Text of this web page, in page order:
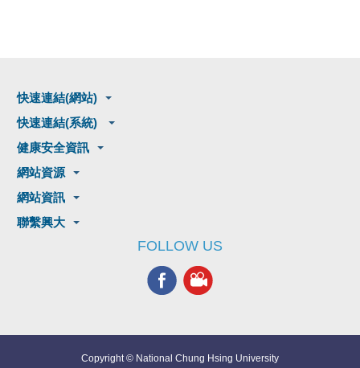
快速連結(網站)
快速連結(系統)
健康安全資訊
網站資源
網站資訊
聯繫興大
FOLLOW US
Copyright © National Chung Hsing University